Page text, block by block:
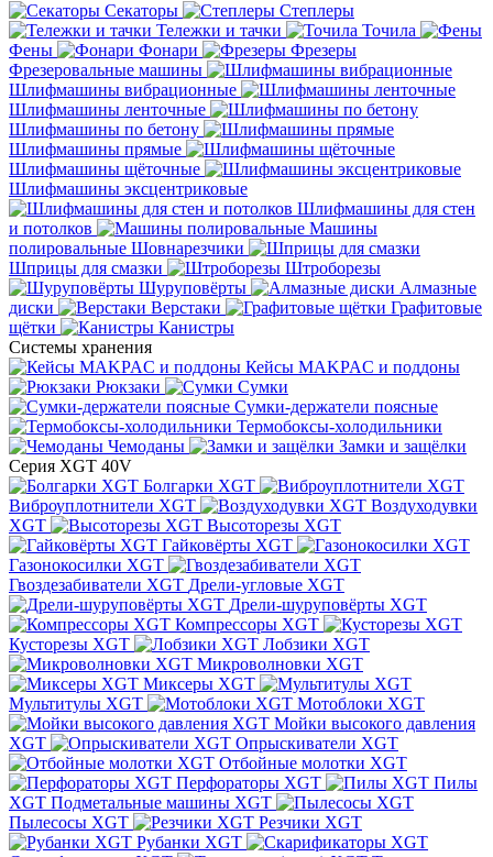
Секаторы
Степлеры
Тележки и тачки
Точила
Фены
Фонари
Фрезеры
Фрезеровальные машины
Шлифмашины вибрационные
Шлифмашины ленточные
Шлифмашины по бетону
Шлифмашины прямые
Шлифмашины щёточные
Шлифмашины эксцентриковые
Шлифмашины для стен
и потолков
Машины
полировальные Шовнарезчики
Шприцы для смазки
Штроборезы
Шуруповёрты
Алмазные
диски
Верстаки
Графитовые
щётки
Канистры
Системы хранения
Кейсы MAKPAC и поддоны
Рюкзаки
Сумки
Сумки-держатели поясные
Термобоксы-холодильники
Чемоданы
Замки и защёлки
Серия XGT 40V
Болгарки XGT
Виброуплотнители XGT
Воздуходувки
XGT
Высоторезы XGT
Гайковёрты XGT
Газонокосилки XGT
Гвоздезабиватели XGT Дрели-угловые XGT
Дрели-шуруповёрты XGT
Компрессоры XGT
Кусторезы XGT
Лобзики XGT
Микроволновки XGT
Миксеры XGT
Мультитулы XGT
Мотоблоки XGT
Мойки высокого давления
XGT
Опрыскиватели XGT
Отбойные молотки XGT
Перфораторы XGT
Пилы
XGT Подметальные машины XGT
Пылесосы XGT
Резчики XGT
Рубанки XGT